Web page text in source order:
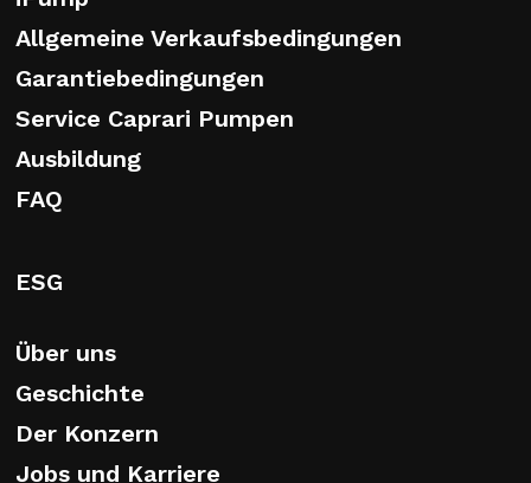
Allgemeine Verkaufsbedingungen
Garantiebedingungen
Service Caprari Pumpen
Ausbildung
FAQ
ESG
Über uns
Geschichte
Der Konzern
Jobs und Karriere